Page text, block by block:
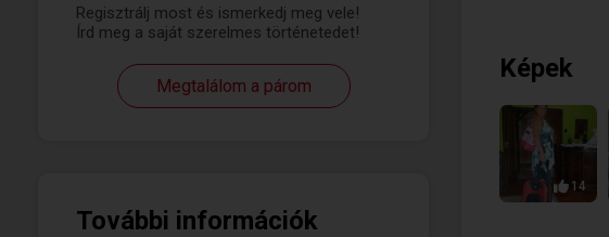
Regisztrálj most és ismerkedj meg vele!
Írd meg a saját szerelmes történetedet!
Megtalálom a párom
További információk
Képek
14